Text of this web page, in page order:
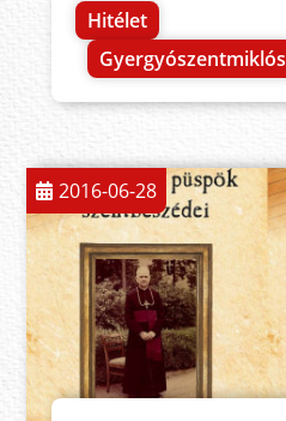
Hitélet
Gyergyószentmiklós
2016-06-28